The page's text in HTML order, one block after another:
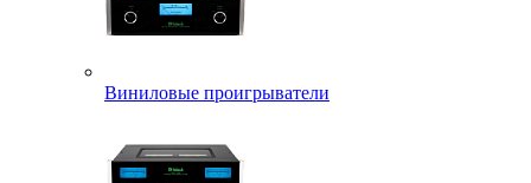
Виниловые проигрыватели